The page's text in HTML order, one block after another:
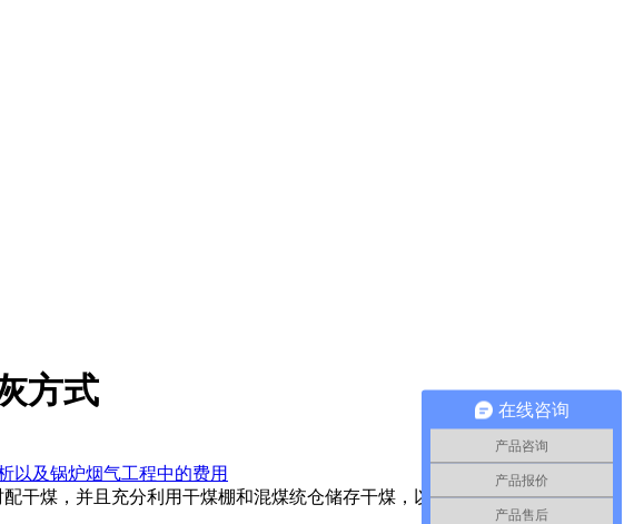
方式
以及锅炉烟气工程中的费用
干煤，并且充分利用干煤棚和混煤统仓储存干煤，以备雨季备用，
在线咨询
产品咨询
产品报价
产品售后